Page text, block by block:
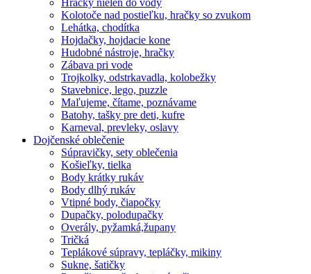
Hračky nielen do vody
Kolotoče nad postieľku, hračky so zvukom
Lehátka, chodítka
Hojdačky, hojdacie kone
Hudobné nástroje, hračky
Zábava pri vode
Trojkolky, odstrkavadla, kolobežky
Stavebnice, lego, puzzle
Maľujeme, čítame, poznávame
Batohy, tašky pre deti, kufre
Karneval, prevleky, oslavy
Dojčenské oblečenie
Súpravičky, sety oblečenia
Košieľky, tielka
Body krátky rukáv
Body dlhý rukáv
Vtipné body, čiapočky
Dupačky, polodupačky
Overály, pyžamká,župany
Tričká
Teplákové súpravy, tepláčky, mikiny
Sukne, šatičky